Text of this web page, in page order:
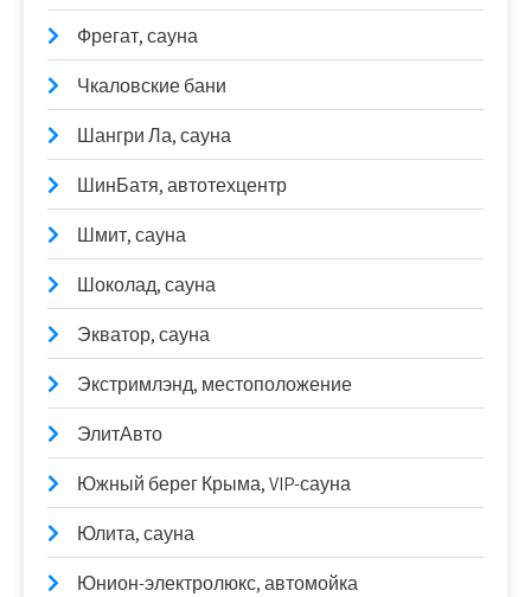
Фрегат, сауна
Чкаловские бани
Шангри Ла, сауна
ШинБатя, автотехцентр
Шмит, сауна
Шоколад, сауна
Экватор, сауна
Экстримлэнд, местоположение
ЭлитАвто
Южный берег Крыма, VIP-сауна
Юлита, сауна
Юнион-электролюкс, автомойка